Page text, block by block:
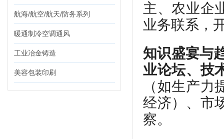
航海/航空/航天/防务系列
暖通制冷空调通风
工业冶金铸造
美容包装印刷
主、农业企
业务联系，
知识盛宴与
业论坛、技
（如生产
经济）、市
察。